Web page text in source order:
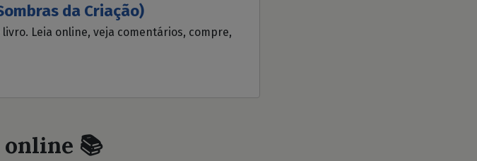
da Criação)
Leia online, veja comentários, compre,
📚